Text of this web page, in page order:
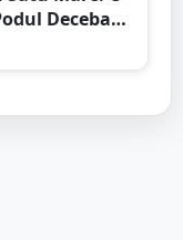
Decebal.